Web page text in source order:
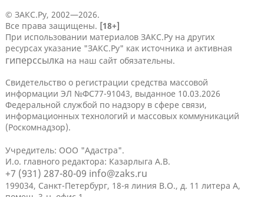
© ЗАКС.Ру, 2002—2026.
Все права защищены. [18+]
При использовании материалов ЗАКС.Ру на других
ресурсах указание "ЗАКС.Ру" как источника и активная
гиперссылка на наш сайт обязательны.
Свидетельство о регистрации средства массовой
информации ЭЛ №ФС77-91043, выданное 10.03.2026
Федеральной службой по надзору в сфере связи,
информационных технологий и массовых коммуникаций
(Роскомнадзор).
Учредитель: ООО "Адастра".
И.о. главного редактора: Казарлыга А.В.
+7 (931) 287-80-09 info@zaks.ru
199034, Санкт-Петербург, 18-я линия В.О., д. 11 литера А,